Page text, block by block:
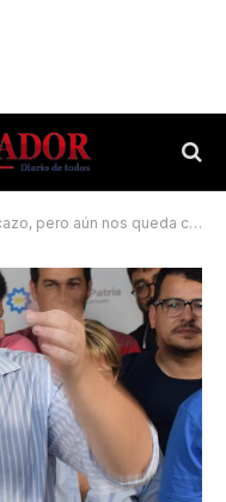
nos queda camino por recorrer»